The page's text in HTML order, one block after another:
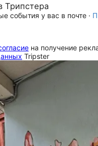
Трипстера
события у вас в почте ·
на получение
Tripster